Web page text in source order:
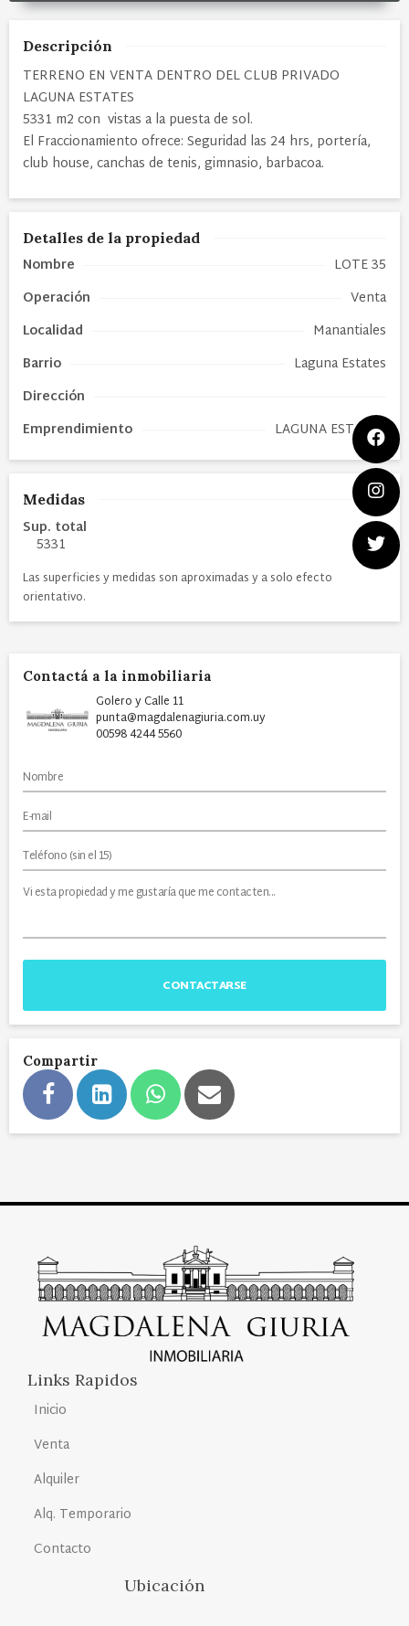
Descripción
TERRENO EN VENTA DENTRO DEL CLUB PRIVADO
LAGUNA ESTATES
5331 m2 con vistas a la puesta de sol.
El Fraccionamiento ofrece: Seguridad las 24 hrs, portería,
club house, canchas de tenis, gimnasio, barbacoa.
Detalles de la propiedad
Nombre
LOTE 35
Operación
Venta
Localidad
Manantiales
Barrio
Laguna Estates
Dirección
Emprendimiento
LAGUNA ESTATES
Medidas
Sup. total
5331
Las superficies y medidas son aproximadas y a solo efecto
orientativo.
Contactá a la inmobiliaria
Golero y Calle 11
punta@magdalenagiuria.com.uy
00598 4244 5560
CONTACTARSE
Compartir
Links Rapidos
Inicio
Venta
Alquiler
Alq. Temporario
Contacto
Ubicación